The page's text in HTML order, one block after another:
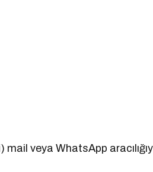
veya WhatsApp